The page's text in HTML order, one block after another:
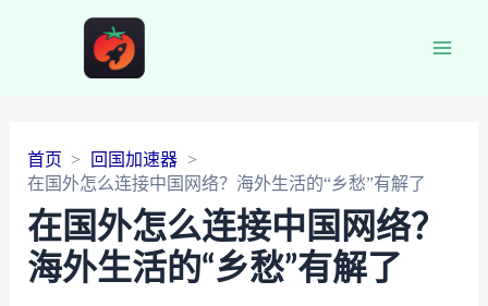
首页
回国加速器
在国外怎么连接中国网络？海外生活的“乡愁”有解了
在国外怎么连接中国网络？
海外生活的“乡愁”有解了